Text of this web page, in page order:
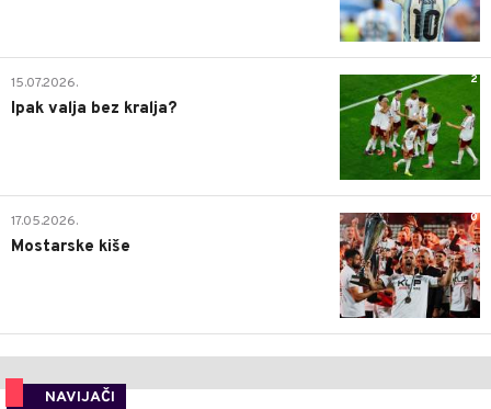
2
15.07.2026.
Ipak valja bez kralja?
0
17.05.2026.
Mostarske kiše
NAVIJAČI